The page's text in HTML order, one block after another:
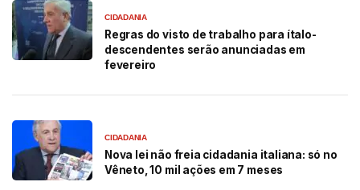
CIDADANIA
Regras do visto de trabalho para ítalo-
descendentes serão anunciadas em
fevereiro
CIDADANIA
Nova lei não freia cidadania italiana: só no
Vêneto, 10 mil ações em 7 meses